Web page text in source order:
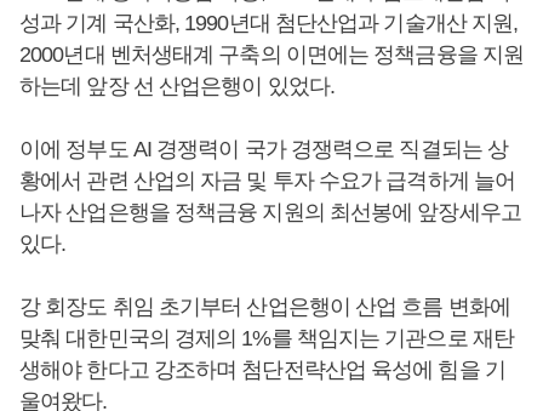
성과 기계 국산화, 1990년대 첨단산업과 기술개산 지원,
2000년대 벤처생태계 구축의 이면에는 정책금융을 지원
하는데 앞장 선 산업은행이 있었다.
이에 정부도 AI 경쟁력이 국가 경쟁력으로 직결되는 상
황에서 관련 산업의 자금 및 투자 수요가 급격하게 늘어
나자 산업은행을 정책금융 지원의 최선봉에 앞장세우고
있다.
강 회장도 취임 초기부터 산업은행이 산업 흐름 변화에
맞춰 대한민국의 경제의 1%를 책임지는 기관으로 재탄
생해야 한다고 강조하며 첨단전략산업 육성에 힘을 기
울여왔다.